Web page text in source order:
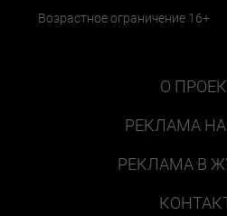
Возрастное ограничение 16+
О
РЕКЛАМА
РЕКЛАМА В